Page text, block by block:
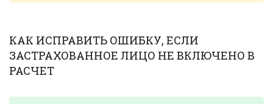
КАК ИСПРАВИТЬ ОШИБКУ, ЕСЛИ
ЗАСТРАХОВАННОЕ ЛИЦО НЕ ВКЛЮЧЕНО В
РАСЧЕТ